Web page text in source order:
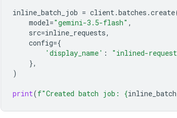
inline_batch_job = client.batches .create
model="gemini-3.5-flash" ,
src=inline_requests,
config={
'display_name' : "inlined-
},
)
print(f"Created batch job: {